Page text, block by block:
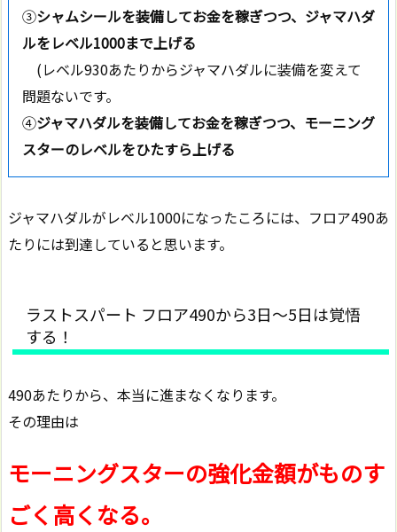
③シャムシールを装備してお金を稼ぎつつ、ジャマハダ
ルをレベル1000まで上げる
(レベル930あたりからジャマハダルに装備を変えて
問題ないです。
④ジャマハダルを装備してお金を稼ぎつつ、モーニング
スターのレベルをひたすら上げる
ジャマハダルがレベル1000になったころには、フロア490あ
たりには到達していると思います。
ラストスパート フロア490から3日～5日は覚悟
する！
490あたりから、本当に進まなくなります。
その理由は
モーニングスターの強化金額がものす
ごく高くなる。